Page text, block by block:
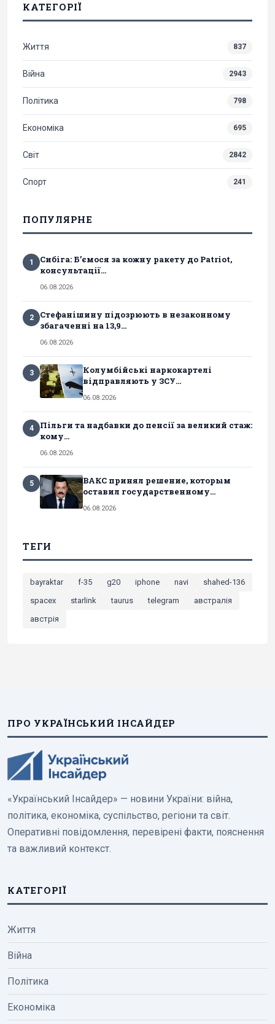
КАТЕГОРІЇ
Життя 837
Війна 2943
Політика 798
Економіка 695
Світ 2842
Спорт 241
ПОПУЛЯРНЕ
1
Сибіга: Б’ємося за кожну ракету до Patriot,
консультації...
06.08.2026
2
Стефанішину підозрюють в незаконному
збагаченні на 13,9...
06.08.2026
3
Колумбійські наркокартелі
відправляють у ЗСУ...
06.08.2026
4
Пільги та надбавки до пенсії за великий стаж:
кому...
06.08.2026
5
ВАКС принял решение, которым
оставил государственному...
06.08.2026
ТЕГИ
bayraktar f-35 g20 iphone navi
shahed-136
spacex
starlink taurus telegram
австралія
австрія
ПРО УКРАЇНСЬКИЙ ІНСАЙДЕР
«Український Інсайдер» — новини України: війна,
політика, економіка, суспільство, регіони та світ.
Оперативні повідомлення, перевірені факти, пояснення
та важливий контекст.
КАТЕГОРІЇ
Життя
Війна
Політика
Економіка